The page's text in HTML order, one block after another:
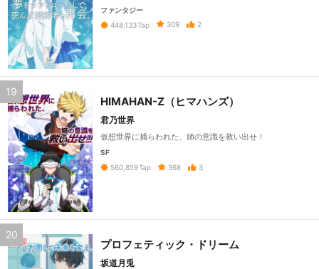
ファンタジー
448,133Tap 309 2
19
HIMAHAN-Z（ヒマハンズ）
君乃世界
仮想世界に捕らわれた、姉の意識を救い出せ！
SF
560,859Tap 368 3
20
プロフェティック・ドリーム
坂道月兎